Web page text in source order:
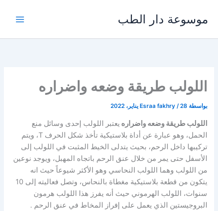
المحتوى
موسوعة دار الطب
اللولب طريقة وضعه واضراره
بواسطة Esraa fakhry /28 يناير، 2022
اللولب طريقة وضعه واضراره يعتبر اللولب إحدى وسائل منع
الحمل، وهو عبارة عن أداة بلاستيكية تأخذ شكل الحرف T، ويتم
تركيبها داخل الرحم، بحيث يتدلى الخيط المثبت في اللولب إلى
الأسفل حتى يمر من خلال عنق الرحم باتجاه المهبل، ويوجد نوعين
من اللولب وهما اللولب النحاسي وهو الأكثر شيوعاً حيث انه
يتكون من قطعة بلاستيكية مغطاة بالنحاس، وتصل فعاليته إلى 10
سنوات، اللولب الهرموني حيث أنه يفرز هذا اللولب هرمون
البروجيستين الذي يعمل على إفراز المخاط في عنق الرحم .